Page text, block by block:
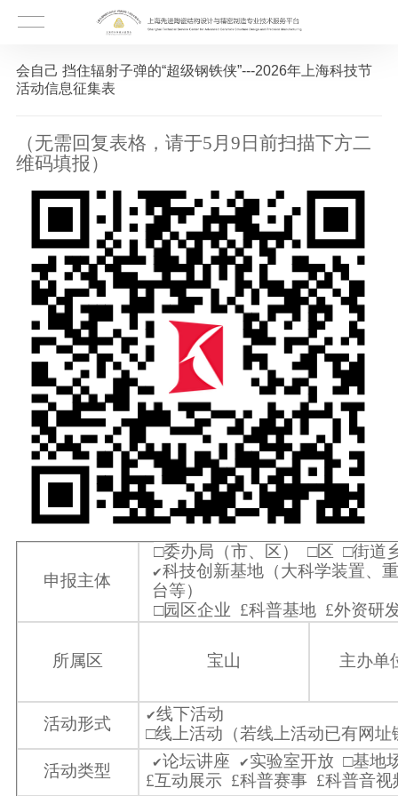
会自己 挡住辐射子弹的“超级钢铁侠”---2026年上海科技节
活动信息征集表
（无需回复表格，请于5月9日前扫描下方二
维码填报）
申报主体
□委办局（市、区） □区 □街道
✔科技创新基地（大科学装置、
台等）
□园区企业 £科普基地 £外资研
所属区 宝山 主办单
活动形式 ✔线下活动
□线上活动（若线上活动已有网
活动类型
✔论坛讲座 ✔ 实验室开放 □基地
£互动展示 £科普赛事 £科普音视